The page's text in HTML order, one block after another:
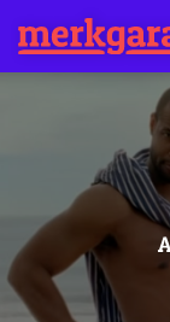
naar
inhoud